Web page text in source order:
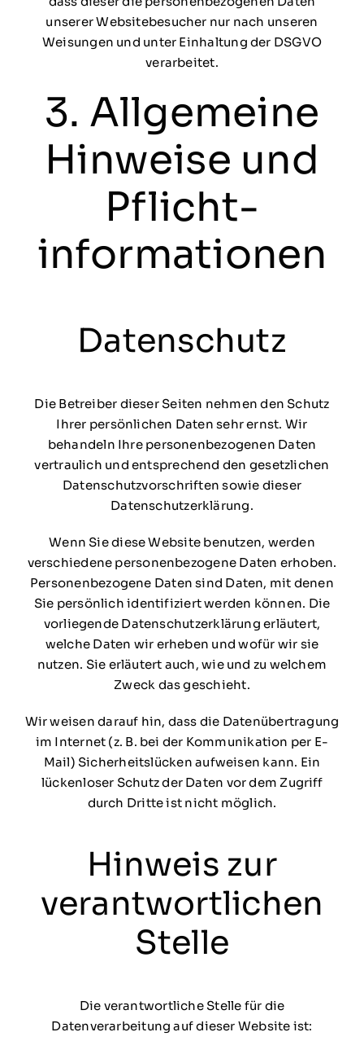
unserer Websitebesucher nur nach unseren
Weisungen und unter Einhaltung der DSGVO
verarbeitet.
3. Allgemeine
Hinweise und
Pflicht­
informationen
Datenschutz
Die Betreiber dieser Seiten nehmen den Schutz
Ihrer persönlichen Daten sehr ernst. Wir
behandeln Ihre personenbezogenen Daten
vertraulich und entsprechend den gesetzlichen
Datenschutzvorschriften sowie dieser
Datenschutzerklärung.
Wenn Sie diese Website benutzen, werden
verschiedene personenbezogene Daten erhoben.
Personenbezogene Daten sind Daten, mit denen
Sie persönlich identifiziert werden können. Die
vorliegende Datenschutzerklärung erläutert,
welche Daten wir erheben und wofür wir sie
nutzen. Sie erläutert auch, wie und zu welchem
Zweck das geschieht.
Wir weisen darauf hin, dass die Datenübertragung
im Internet (z. B. bei der Kommunikation per E-
Mail) Sicherheitslücken aufweisen kann. Ein
lückenloser Schutz der Daten vor dem Zugriff
durch Dritte ist nicht möglich.
Hinweis zur
verantwortlichen
Stelle
Die verantwortliche Stelle für die
Datenverarbeitung auf dieser Website ist: